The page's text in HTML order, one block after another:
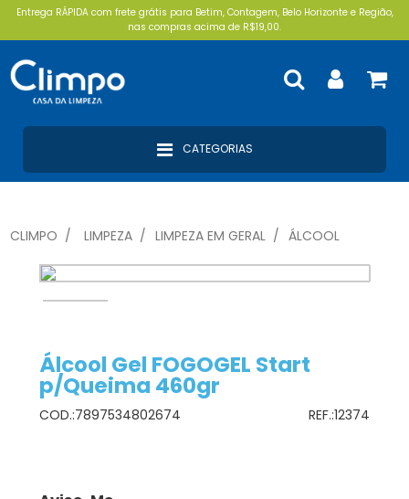
Entrega RÁPIDA com frete grátis para Betim, Contagem, Belo Horizonte e Região,
nas compras acima de R$19,00.
CATEGORIAS
CLIMPO LIMPEZA LIMPEZA EM GERAL ÁLCOOL
Álcool Gel FOGOGEL Start
p/Queima 460gr
COD.:7897534802674 REF.:12374